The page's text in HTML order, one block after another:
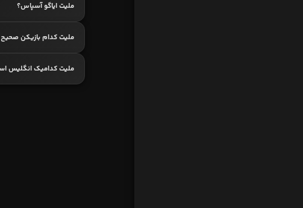
ملیت ایاگو آسپاس؟
ملیت کدام بازیکن
ملیت کدامیک انگلیس